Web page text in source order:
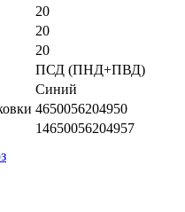
20
20
20
ПСД (ПНД+ПВД)
Синий
4650056204950
14650056204957